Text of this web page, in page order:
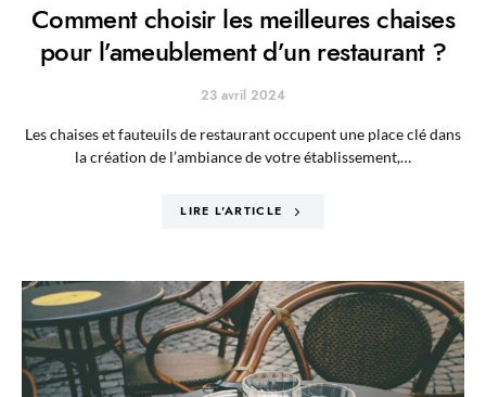
Comment choisir les meilleures chaises
pour l’ameublement d’un restaurant ?
23 avril 2024
Les chaises et fauteuils de restaurant occupent une place clé dans
la création de l’ambiance de votre établissement,…
LIRE L'ARTICLE